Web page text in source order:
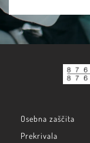
Osebna zaščita
Prekrivala